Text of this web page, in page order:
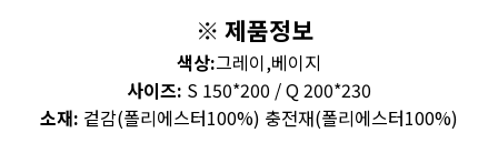
※ 제품정보
색상:그레이,베이지
사이즈: S 150*200 / Q 200*230
소재: 겉감(폴리에스터100%) 충전재(폴리에스터100%)